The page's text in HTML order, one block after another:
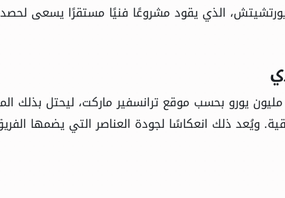
الذي يقود مشروعًا فنيًا مستقرًا يسعى
يبلغ إجمالي القيمة السوقية لفريق بيراميدز أكثر من 19 مليون يورو بحسب موقع ترانسفير ماركت، ليحتل بذلك
ويُعد ذلك انعكاسًا لجودة العناصر التي يضمها